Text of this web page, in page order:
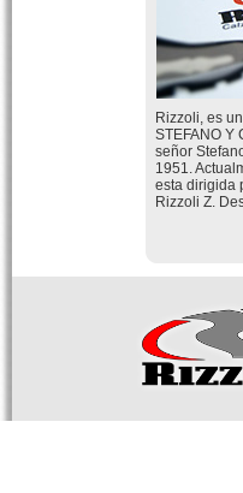
Rizzoli, es
STEFANO Y
señor
1951.
esta dirigida
Rizzoli Z.